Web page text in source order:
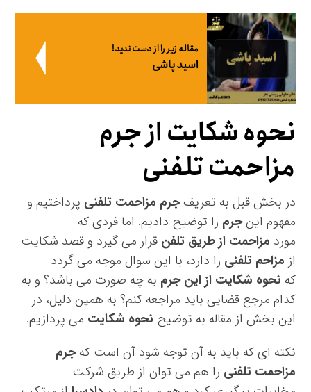
مقاله زیر را از دست ندید!
اسید پاشی
نحوه شکایت از جرم
مزاحمت تلفنی
در بخش قبل به تعریفجرم مزاحمت تلفنی پرداختیم و
مفهوم اینجرم را توضیح دادیم. اما فردی که
مورد مزاحمت از طریق تلفن قرار می گیرد و قصد شکایت
از مزاحم تلفنی را دارد، با این سوال موجه می گردد
که نحوه شکایت از این جرم به چه صورت می باشد؟ و به
کدام مرجع قضایی باید مراجعه کنم؟ به همین دلیل، در
این بخش از مقاله به توضیح نحوه شکایت می پردازیم.
نکته ای که باید به آن توجه شود آن است کهجرم
مزاحمت تلفنی را هم می توان از طریق شرکت